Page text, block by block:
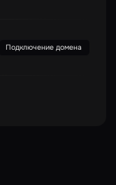
Подключение домена